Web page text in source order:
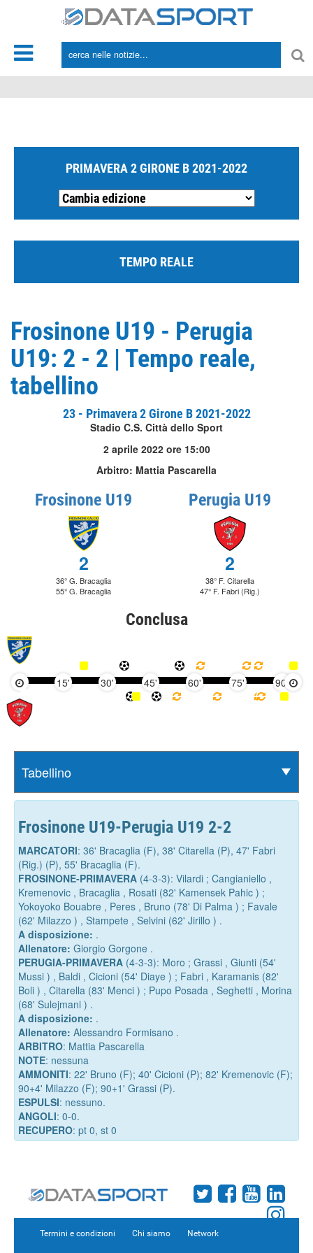
PRIMAVERA 2 GIRONE B 2021-2022
TEMPO REALE
Frosinone U19 - Perugia
U19: 2 - 2 | Tempo reale,
tabellino
23 - Primavera 2 Girone B 2021-2022
Stadio C.S. Città dello Sport
2 aprile 2022 ore 15:00
Arbitro: Mattia Pascarella
Frosinone U19
2
36° G. Bracaglia
55° G. Bracaglia
Perugia U19
2
38° F. Citarella
47° F. Fabri (Rig.)
Conclusa
15' 30' 45' 60' 75' 90'
Frosinone U19-Perugia U19 2-2
MARCATORI: 36' Bracaglia (F), 38' Citarella (P), 47' Fabri
(Rig.) (P), 55' Bracaglia (F).
FROSINONE-PRIMAVERA (4-3-3): Vilardi ; Cangianiello ,
Kremenovic , Bracaglia , Rosati (82' Kamensek Pahic ) ;
Yokoyoko Bouabre , Peres , Bruno (78' Di Palma ) ; Favale
(62' Milazzo ) , Stampete , Selvini (62' Jirillo ) .
A disposizione: .
Allenatore: Giorgio Gorgone .
PERUGIA-PRIMAVERA (4-3-3): Moro ; Grassi , Giunti (54'
Mussi ) , Baldi , Cicioni (54' Diaye ) ; Fabri , Karamanis (82'
Boli ) , Citarella (83' Menci ) ; Pupo Posada , Seghetti , Morina
(68' Sulejmani ) .
A disposizione: .
Allenatore: Alessandro Formisano .
ARBITRO: Mattia Pascarella
NOTE: nessuna
AMMONITI: 22' Bruno (F); 40' Cicioni (P); 82' Kremenovic (F);
90+4' Milazzo (F); 90+1' Grassi (P).
ESPULSI: nessuno.
ANGOLI: 0-0.
RECUPERO: pt 0, st 0
Termini e condizioni Chi siamo Network